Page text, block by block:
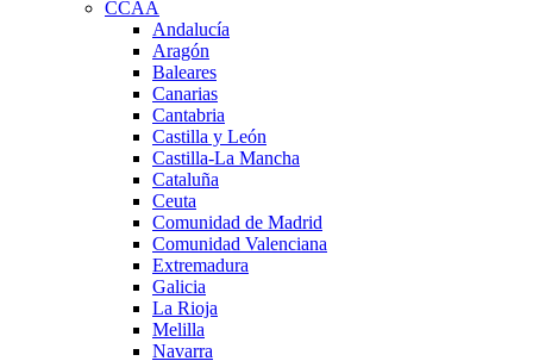
CCAA
Andalucía
Aragón
Baleares
Canarias
Cantabria
Castilla y León
Castilla-La Mancha
Cataluña
Ceuta
Comunidad de Madrid
Comunidad Valenciana
Extremadura
Galicia
La Rioja
Melilla
Navarra